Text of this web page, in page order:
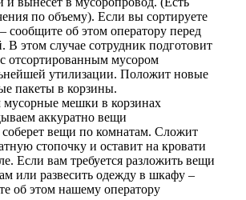
по объему). Если вы сортируете
сообщите об этом оператору перед
В этом случае сотрудник подготовит
отсортированным мусором
утилизации. Положит новые
пакеты в корзины.
мешки в корзинах
аккуратно вещи
вещи по комнатам. Сложит
стопочку и оставит на кровати
Если вам требуется разложить вещи
или развесить одежду в шкафу –
об этом нашему оператору